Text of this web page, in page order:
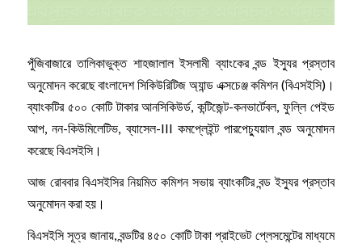
পুঁজিবাজারে তালিকাভুক্ত শাহজালাল ইসলামী ব্যাংকের বন্ড ইস্যুর প্রস্তাব
অনুমোদন করেছে বাংলাদেশ সিকিউরিটিজ অ্যান্ড এক্সচেঞ্জ কমিশন (বিএসইসি)।
ব্যাংকটির ৫০০ কোটি টাকার আনসিকিউর্ড, কন্টিজেন্ট-কনভার্টেবল, ফুল্লি পেইড
আপ, নন-কিউমিলেটিভ, ব্যাসেল-III কমপ্লেইন্ট পারপেচ্যুয়াল বন্ড অনুমোদন
করেছে বিএসইসি।
আজ রোববার বিএসইসির নিয়মিত কমিশন সভায় ব্যাংকটির বন্ড ইস্যুর প্রস্তাব
অনুমোদন করা হয়।
বিএসইসি সূত্র জানায়, বন্ডটির ৪৫০ কোটি টাকা প্রাইভেট প্লেসমেন্টের মাধ্যমে